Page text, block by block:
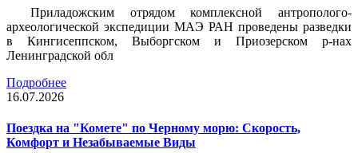
Приладожским отрядом комплексной антрополого-
археологической экспедиции МАЭ РАН проведены разведки
в Кингисеппском, Выборгском и Приозерском р-нах
Ленинградской обл
Подробнее
16.07.2026
Поездка на "Комете" по Черному морю: Скорость,
Комфорт и Незабываемые Виды